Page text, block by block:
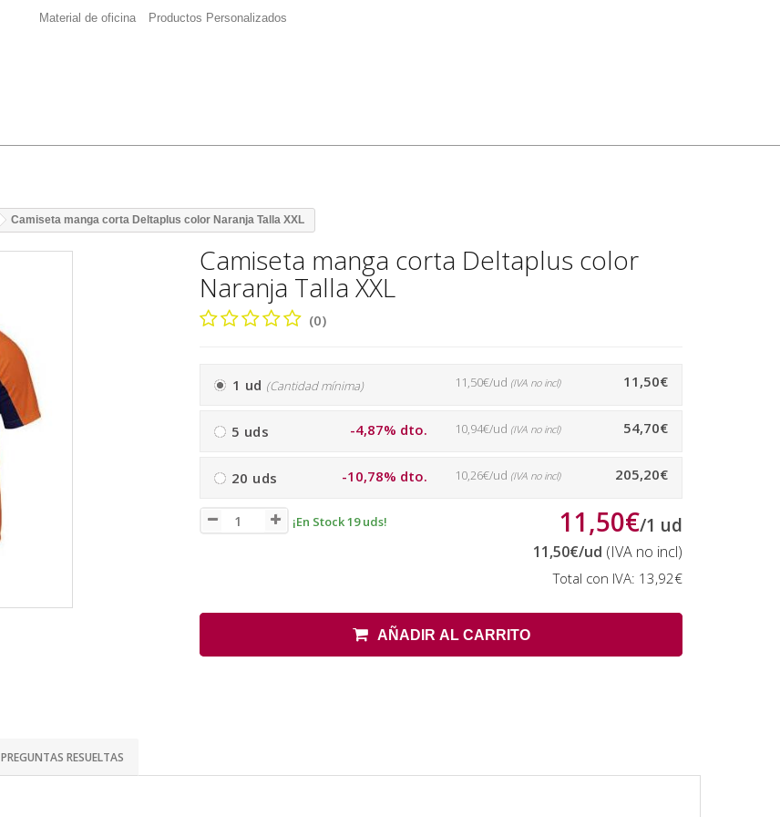
Material de oficina Productos Personalizados
Camiseta manga corta Deltaplus color Naranja Talla XXL
Camiseta manga corta Deltaplus color
Naranja Talla XXL
(0)
1 ud (Cantidad mínima) 11,50€
11,50€/ud (IVA no incl)
5 uds -4,87% dto. 54,70€
10,94€/ud (IVA no incl)
20 uds -10,78% dto. 205,20€
10,26€/ud (IVA no incl)
¡En Stock 19 uds! 11,50€/1 ud
11,50€/ud (IVA no incl)
Total con IVA: 13,92€
AÑADIR AL CARRITO
PREGUNTAS RESUELTAS